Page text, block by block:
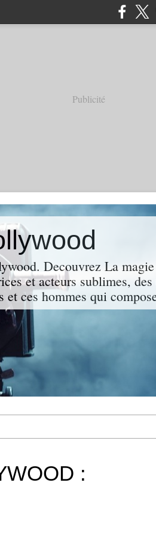
Publicité
Decouvrez La
et acteurs sublimes,
et ces hommes qui
: